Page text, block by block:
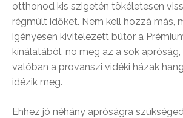
otthonod kis szigetén tökéletesen
régmúlt időket. Nem kell hozzá más,
igényesen kivitelezett bútor a
kínálatából, no meg az a sok
valóban a provanszi vidéki házak
idézik meg.
Ehhez jó néhány apróságra